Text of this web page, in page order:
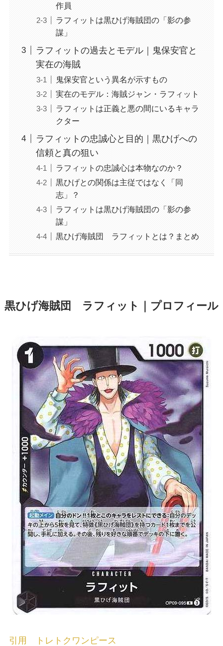
作員
ラフィットは黒ひげ海賊団の「影の参
謀」
ラフィットの過去とモデル｜鬼保安官と
実在の海賊
鬼保安官という異名が示すもの
実在のモデル：海賊ジャン・ラフィット
ラフィットは正義と悪の間にいるキャラ
クター
ラフィットの忠誠心と目的｜黒ひげへの
信頼と真の狙い
ラフィットの忠誠心は本物なのか？
黒ひげとの関係は主従ではなく「同
志」？
ラフィットは黒ひげ海賊団の「影の参
謀」
黒ひげ海賊団 ラフィットとは？まとめ
黒ひげ海賊団 ラフィット｜プロフィール
引用 トレトクワンピース